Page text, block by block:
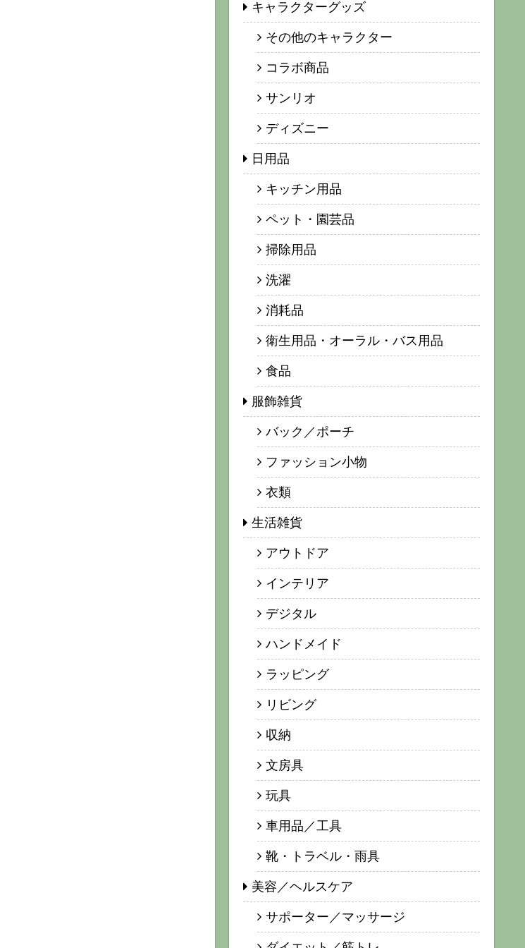
キャラクターグッズ
その他のキャラクター
コラボ商品
サンリオ
ディズニー
日用品
キッチン用品
ペット・園芸品
掃除用品
洗濯
消耗品
衛生用品・オーラル・バス用品
食品
服飾雑貨
バック／ポーチ
ファッション小物
衣類
生活雑貨
アウトドア
インテリア
デジタル
ハンドメイド
ラッピング
リビング
収納
文房具
玩具
車用品／工具
靴・トラベル・雨具
美容／ヘルスケア
サポーター／マッサージ